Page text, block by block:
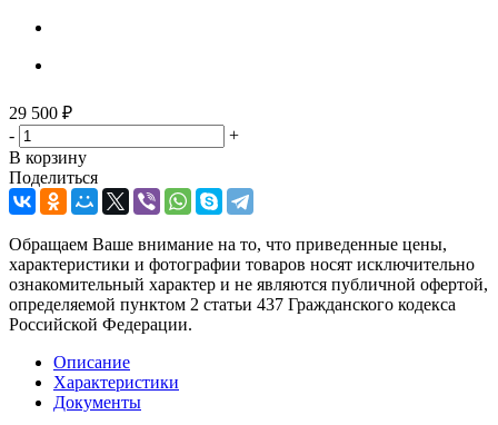
29 500 ₽
-
+
В корзину
Поделиться
Обращаем Ваше внимание на то, что приведенные цены,
характеристики и фотографии товаров носят исключительно
ознакомительный характер и не являются публичной офертой,
определяемой пунктом 2 статьи 437 Гражданского кодекса
Российской Федерации.
Описание
Характеристики
Документы